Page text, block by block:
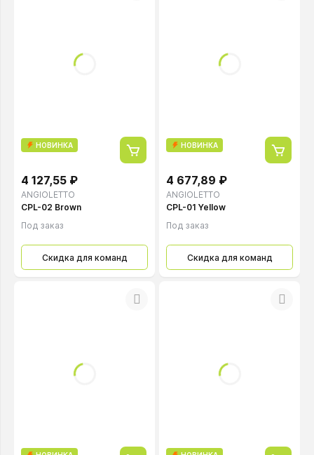
НОВИНКА
ANGIOLETTO
4 127,55 ₽
CPL-02 Brown
Под заказ
Скидка для команд
НОВИНКА
ANGIOLETTO
4 677,89 ₽
CPL-01 Yellow
Под заказ
Скидка для команд